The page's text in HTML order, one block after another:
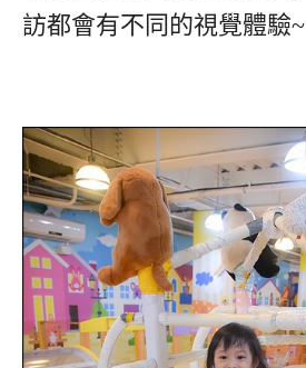
訪都會有不同的視覺體驗~